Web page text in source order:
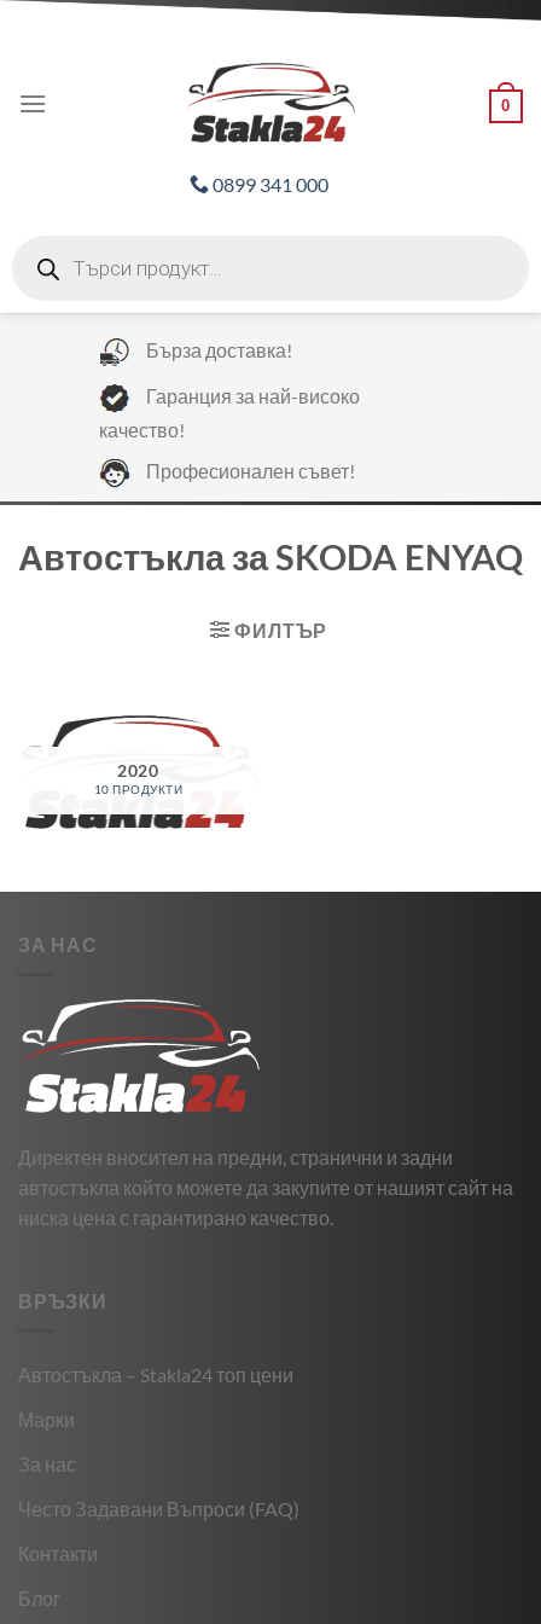
0
0899 341 000
search
Бърза доставка!
Гаранция за най-високо
качество!
Професионален съвет!
Автостъкла за SKODA ENYAQ
ФИЛТЪР
2020
10 ПРОДУКТИ
ЗА НАС
Директен вносител на предни, странични и задни
автостъкла който можете да закупите от нашият сайт на
ниска цена с гарантирано качество.
ВРЪЗКИ
Автостъкла – Stakla24 топ цени
Марки
За нас
Често Задавани Въпроси (FAQ)
Контакти
Блог